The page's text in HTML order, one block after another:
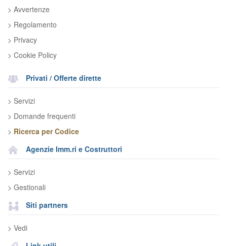
> Avvertenze
> Regolamento
> Privacy
> Cookie Policy
Privati / Offerte dirette
> Servizi
> Domande frequenti
> Ricerca per Codice
Agenzie Imm.ri e Costruttori
> Servizi
> Gestionali
Siti partners
> Vedi